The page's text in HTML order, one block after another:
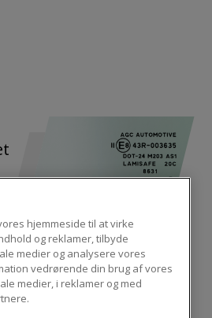
originalruder.
hjemmeside til at virke
og reklamer, tilbyde
medier og analysere vores
vedrørende din brug af vores
medier, i reklamer og med